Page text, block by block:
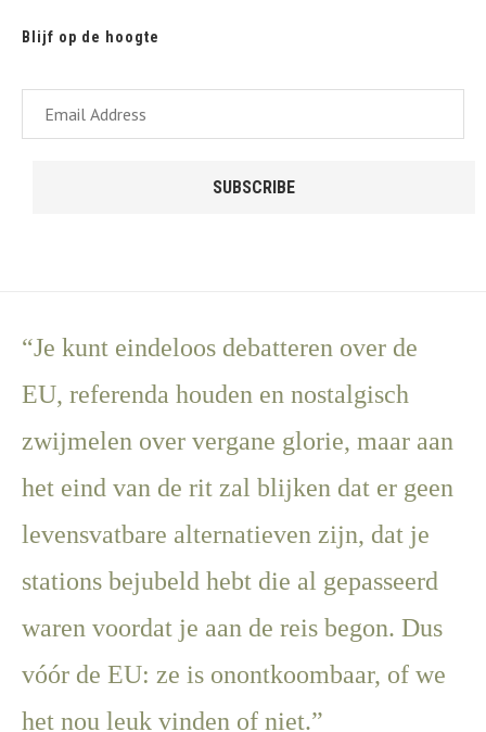
Blijf op de hoogte
SUBSCRIBE
“Je kunt eindeloos debatteren over de
EU, referenda houden en nostalgisch
zwijmelen over vergane glorie, maar aan
het eind van de rit zal blijken dat er geen
levensvatbare alternatieven zijn, dat je
stations bejubeld hebt die al gepasseerd
waren voordat je aan de reis begon. Dus
vóór de EU: ze is onontkoombaar, of we
het nou leuk vinden of niet.”